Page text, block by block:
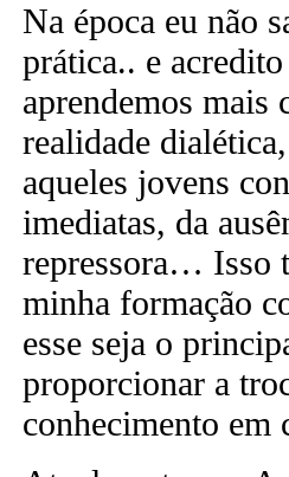
Na época eu não
prática.. e
aprendemos mais
realidade
aqueles jovens
imediatas, da
repressora… Isso
minha formação
esse seja o
proporcionar a
conhecimento em